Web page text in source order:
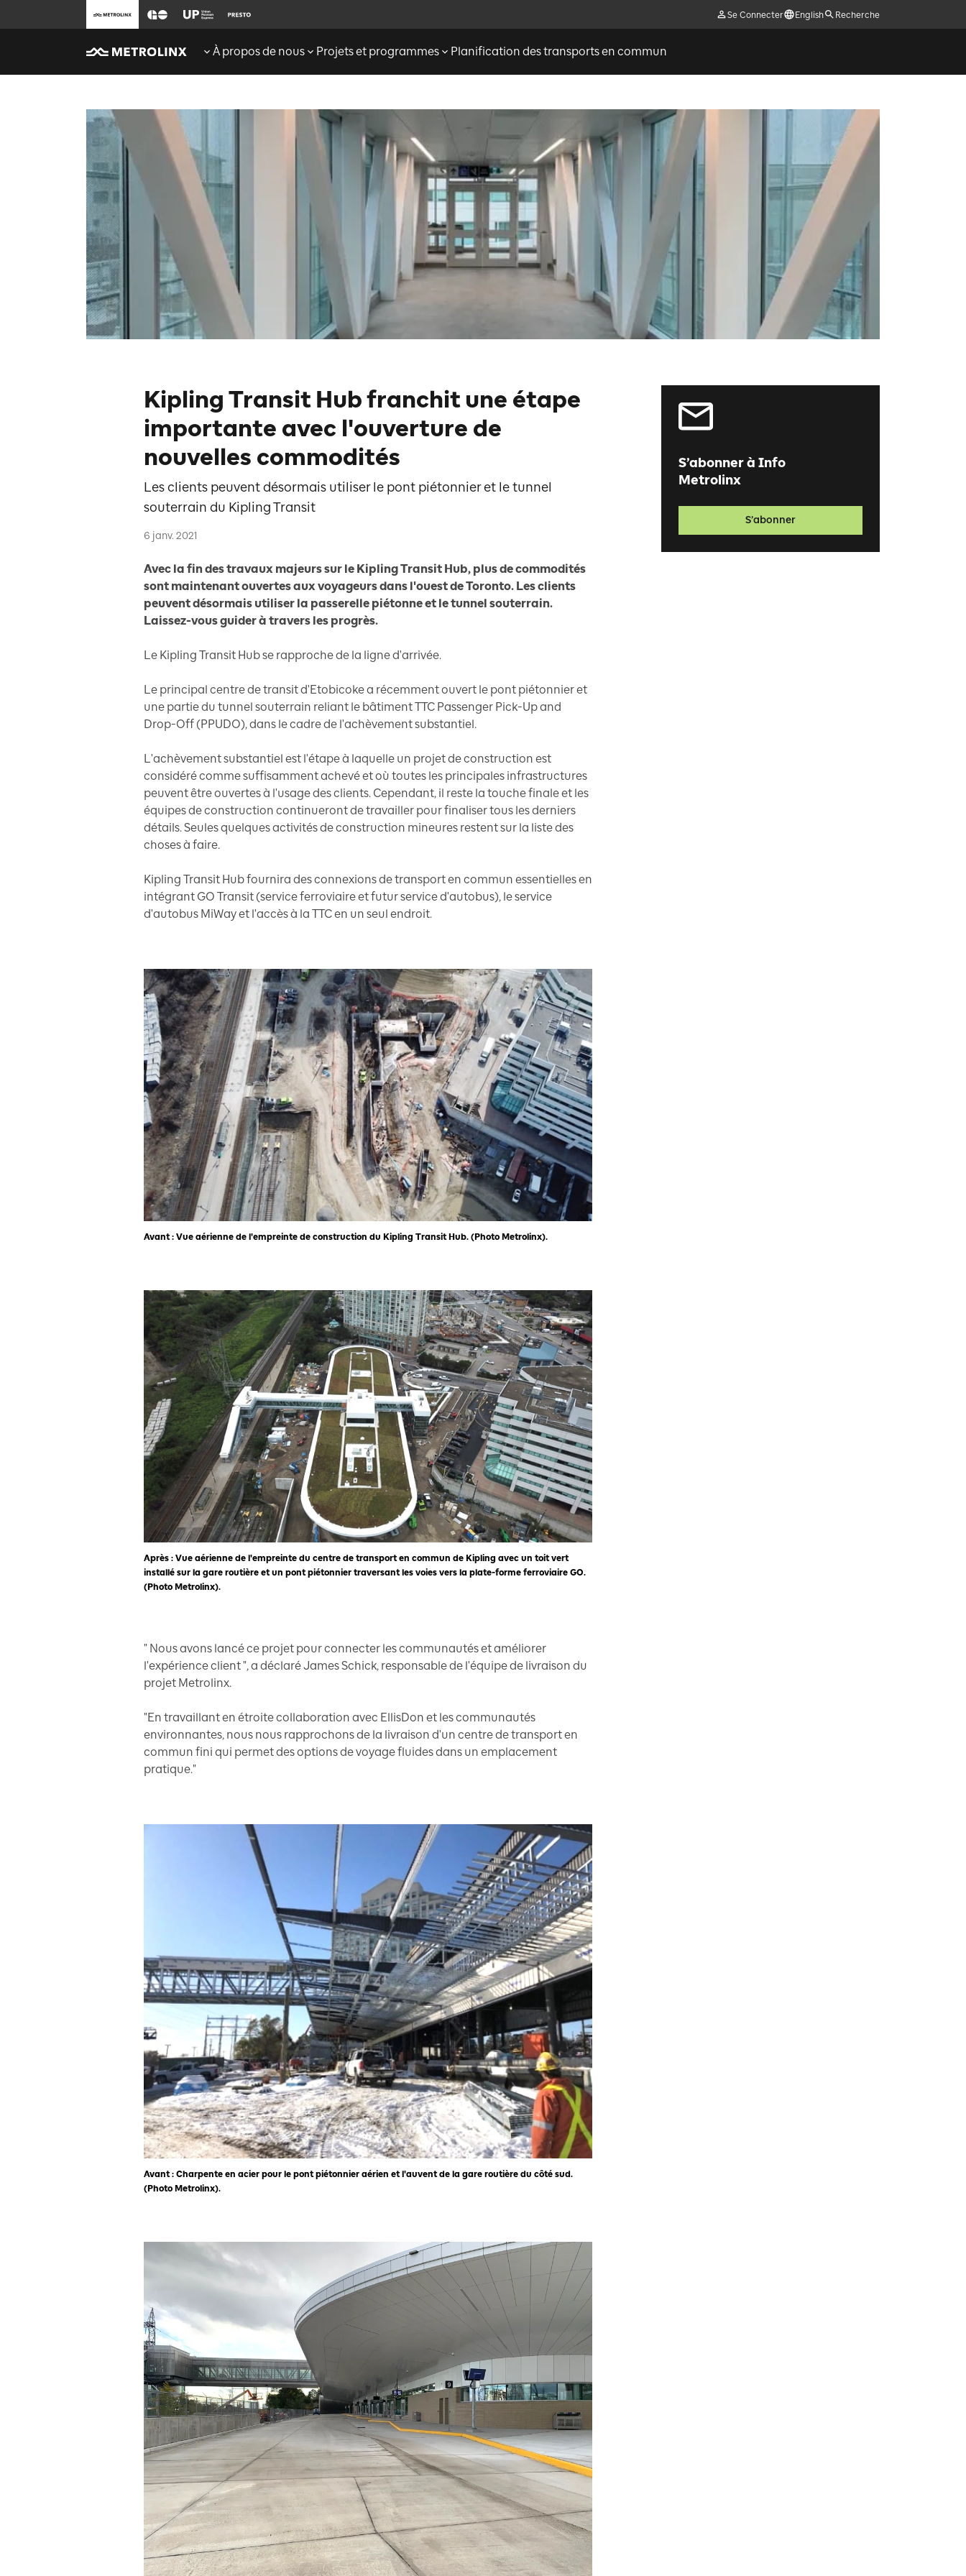
Se Connecter English Recherche
À propos de nous Projets et programmes Planification des transports en commun
Kipling Transit Hub franchit une étape
importante avec l'ouverture de
nouvelles commodités
Les clients peuvent désormais utiliser le pont piétonnier et le tunnel
souterrain du Kipling Transit
6 janv. 2021
Avec la fin des travaux majeurs sur le Kipling Transit Hub, plus de commodités
sont maintenant ouvertes aux voyageurs dans l'ouest de Toronto. Les clients
peuvent désormais utiliser la passerelle piétonne et le tunnel souterrain.
Laissez-vous guider à travers les progrès.
Le Kipling Transit Hub se rapproche de la ligne d'arrivée.
Le principal centre de transit d'Etobicoke a récemment ouvert le pont piétonnier et
une partie du tunnel souterrain reliant le bâtiment TTC Passenger Pick-Up and
Drop-Off (PPUDO), dans le cadre de l'achèvement substantiel.
L'achèvement substantiel est l'étape à laquelle un projet de construction est
considéré comme suffisamment achevé et où toutes les principales infrastructures
peuvent être ouvertes à l'usage des clients. Cependant, il reste la touche finale et les
équipes de construction continueront de travailler pour finaliser tous les derniers
détails. Seules quelques activités de construction mineures restent sur la liste des
choses à faire.
Kipling Transit Hub fournira des connexions de transport en commun essentielles en
intégrant GO Transit (service ferroviaire et futur service d'autobus), le service
d'autobus MiWay et l'accès à la TTC en un seul endroit.
Avant : Vue aérienne de l'empreinte de construction du Kipling Transit Hub. (Photo Metrolinx).
Après : Vue aérienne de l'empreinte du centre de transport en commun de Kipling avec un toit vert
installé sur la gare routière et un pont piétonnier traversant les voies vers la plate-forme ferroviaire GO.
(Photo Metrolinx).
" Nous avons lancé ce projet pour connecter les communautés et améliorer
l'expérience client ", a déclaré James Schick, responsable de l'équipe de livraison du
projet Metrolinx.
"En travaillant en étroite collaboration avec EllisDon et les communautés
environnantes, nous nous rapprochons de la livraison d'un centre de transport en
commun fini qui permet des options de voyage fluides dans un emplacement
pratique."
Avant : Charpente en acier pour le pont piétonnier aérien et l'auvent de la gare routière du côté sud.
(Photo Metrolinx).
S’abonner à Info
Metrolinx
S’abonner